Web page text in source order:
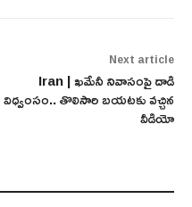
Next article
Iran | ఖమేనీ నివాసంపై దాడి
విధ్వంసం.. తొలిసారి బయటకు వచ్చిన
వీడియో